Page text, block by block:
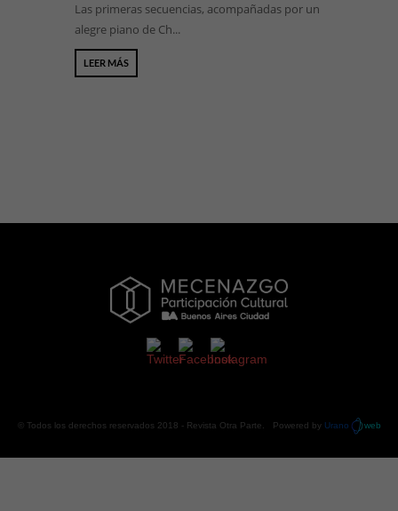
Las primeras secuencias, acompañadas por un
alegre piano de Ch...
LEER MÁS
© Todos los derechos reservados 2018 - Revista Otra Parte . Powered by Urano web